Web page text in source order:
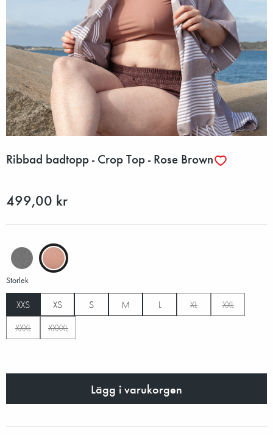
Ribbad badtopp - Crop Top - Rose Brown
499,00 kr
Storlek
XXS XS S M L XL
XXL
XXXL
XXXXL
Lägg i varukorgen